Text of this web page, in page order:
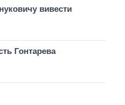
вивести
Гонтарева